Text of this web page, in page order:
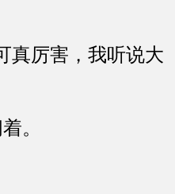
厉害，我听说大
。